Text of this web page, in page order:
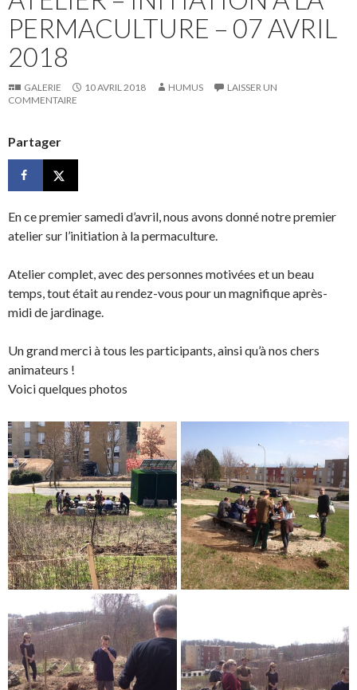
PERMACULTURE – 07 AVRIL
2018
GALERIE 10 AVRIL 2018 HUMUS
LAISSER UN
COMMENTAIRE
Partager
En ce premier samedi d’avril, nous avons donné notre premier
atelier sur l’initiation à la permaculture.
Atelier complet, avec des personnes motivées et un beau
temps, tout était au rendez-vous pour un magnifique après-
midi de jardinage.
Un grand merci à tous les participants, ainsi qu’à nos chers
animateurs !
Voici quelques photos